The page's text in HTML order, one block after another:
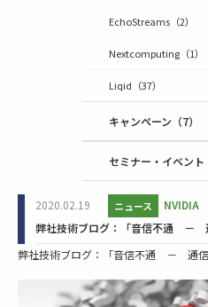
EchoStreams （2）
Nextcomputing （1）
Liqid （37）
キャンペーン （7）
セミナー・イベント
2020.02.19 ニュース
NVIDIA
弊社技術ブログ：「音信不通 －
弊社技術ブログ：「音信不通 － 通信